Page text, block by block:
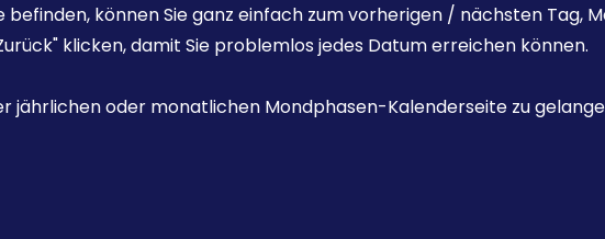
können Sie ganz einfach zum vorherigen / nächsten Tag,
klicken, damit Sie problemlos jedes Datum erreichen können.
jährlichen oder monatlichen Mondphasen-Kalenderseite zu